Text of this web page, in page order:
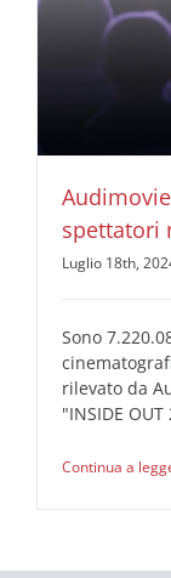
Audimovie
spettatori
Luglio 18th,
Sono
rilevato da
"INSIDE
Continua a